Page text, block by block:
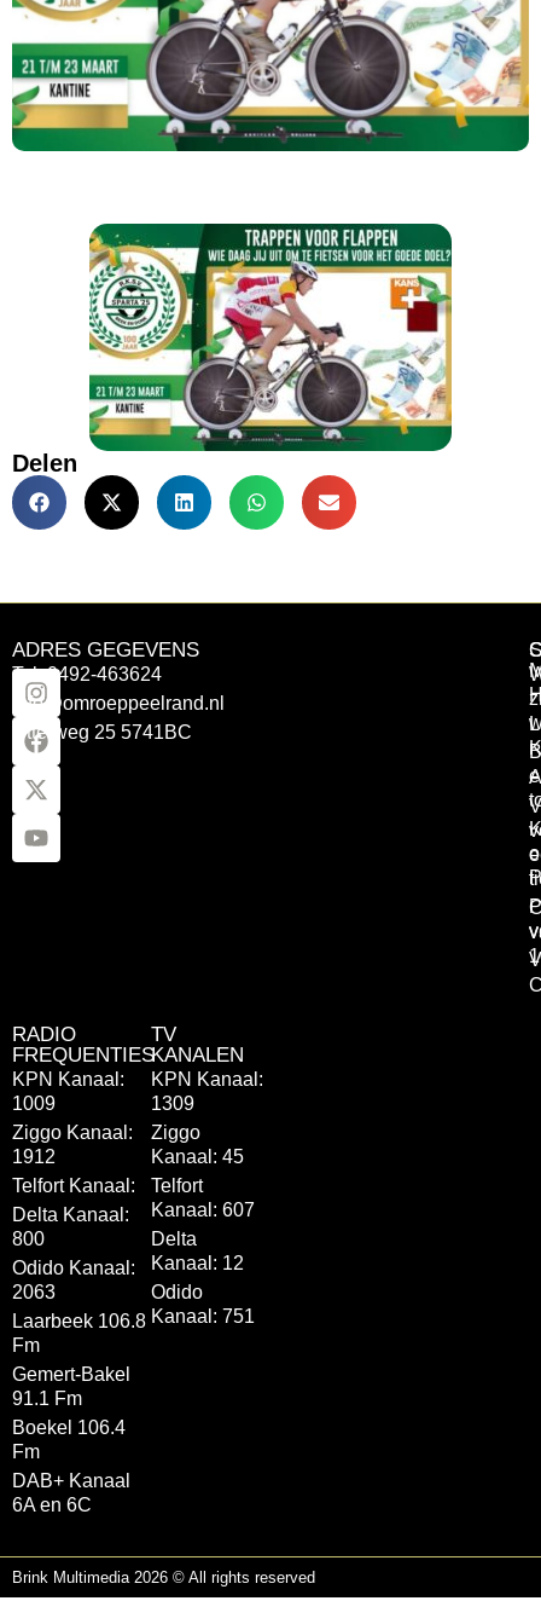
Delen
ADRES GEGEVENS
Tel: 0492-463624
info@omroeppeelrand.nl
Otterweg 25 5741BC
RADIO
FREQUENTIES
KPN Kanaal:
1009
Ziggo Kanaal:
1912
Telfort Kanaal:
Delta Kanaal:
800
Odido Kanaal:
2063
Laarbeek 106.8
Fm
Gemert-Bakel
91.1 Fm
Boekel 106.4
Fm
DAB+ Kanaal
6A en 6C
TV
KANALEN
KPN Kanaal:
1309
Ziggo
Kanaal: 45
Telfort
Kanaal: 607
Delta
Kanaal: 12
Odido
Kanaal: 751
Brink Multimedia 2026 © All rights reserved